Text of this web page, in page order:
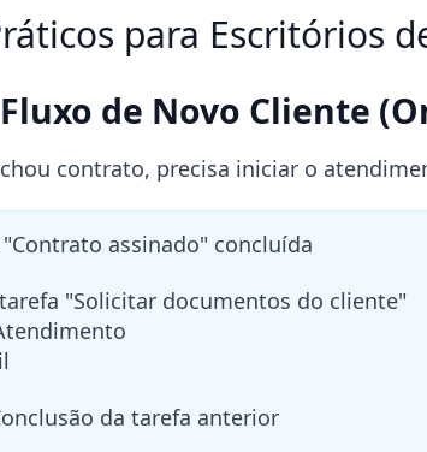
para Escritórios
de Novo Cliente
contrato, precisa iniciar o
"Contrato assinado" concluída
"Solicitar documentos do cliente"
da tarefa anterior